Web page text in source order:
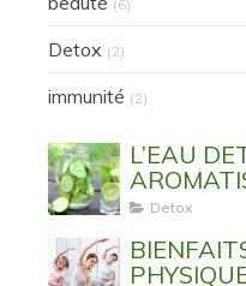
(6)
Detox (2)
immunité (2)
L’EAU
L’UTILE A
Detox